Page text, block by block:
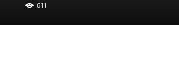
611